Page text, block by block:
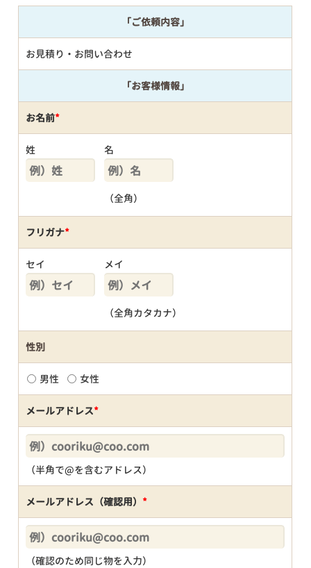
「ご依頼内容」
お見積り・お問い合わせ
「お客様情報」
お名前*
姓 名
（全角）
フリガナ*
セイ メイ
（全角カタカナ）
性別
男性 女性
メールアドレス*
（半角で@を含むアドレス）
メールアドレス（確認用） *
（確認のため同じ物を入力）